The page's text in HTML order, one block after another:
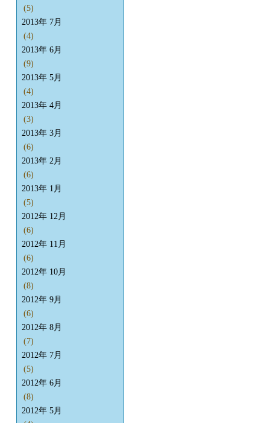
(5)
2013年 7月
(4)
2013年 6月
(9)
2013年 5月
(4)
2013年 4月
(3)
2013年 3月
(6)
2013年 2月
(6)
2013年 1月
(5)
2012年 12月
(6)
2012年 11月
(6)
2012年 10月
(8)
2012年 9月
(6)
2012年 8月
(7)
2012年 7月
(5)
2012年 6月
(8)
2012年 5月